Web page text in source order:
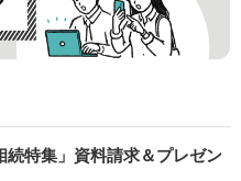
続特集」資料請求＆プレゼン